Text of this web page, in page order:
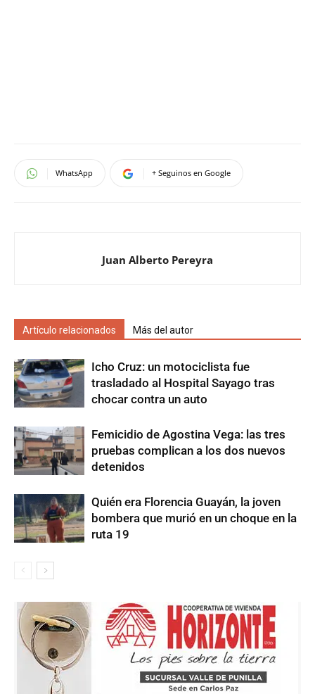
WhatsApp + Seguinos en Google
Juan Alberto Pereyra
Artículo relacionados Más del autor
Icho Cruz: un motociclista fue
trasladado al Hospital Sayago tras
chocar contra un auto
Femicidio de Agostina Vega: las tres
pruebas complican a los dos nuevos
detenidos
Quién era Florencia Guayán, la joven
bombera que murió en un choque en la
ruta 19